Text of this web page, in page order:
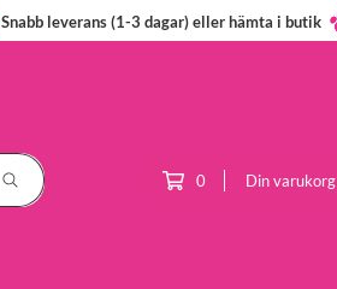
Snabb leverans (1-3 dagar) eller hämta i butik
0 Din